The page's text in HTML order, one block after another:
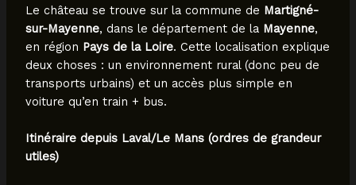
Le château se trouve sur la commune de Martigné-
sur-Mayenne, dans le département de la Mayenne,
en région Pays de la Loire. Cette localisation explique
deux choses : un environnement rural (donc peu de
transports urbains) et un accès plus simple en
voiture qu’en train + bus.
Itinéraire depuis Laval/Le Mans (ordres de grandeur
utiles)